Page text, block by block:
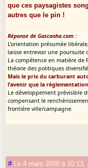
que ces paysagistes
autres que le pin !
Réponse de Gasconha.com :
L’orientation présumée
laisse entrevoir une poursuite
La compétence en matière de
théorie des politiques
Mais le prix du carburant
l’avenir que la
Le développement prévisible
compensant le
frontière ville/campagne.
# Le 4 mars 2008 à 10:13